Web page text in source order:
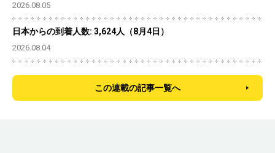
2026.08.05
日本からの到着人数: 3,624人（8月4日）
2026.08.04
この連載の記事一覧へ